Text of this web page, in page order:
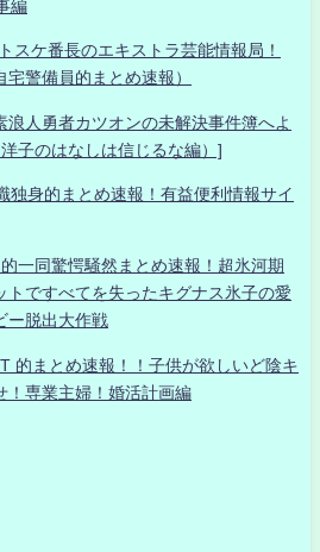
編
スケ番長のエキストラ芸能情報局！
宅警備員的まとめ速報）
人勇者カツオンの未解決事件簿へよ
子のはなしは信じるな編）]
身的まとめ速報！有益便利情報サイ
一同驚愕騒然まとめ速報！超氷河期
トですべてを失ったキグナス氷子の愛
ー脱出大作戦
的まとめ速報！！子供が欲しいど陰キ
！専業主婦！婚活計画編